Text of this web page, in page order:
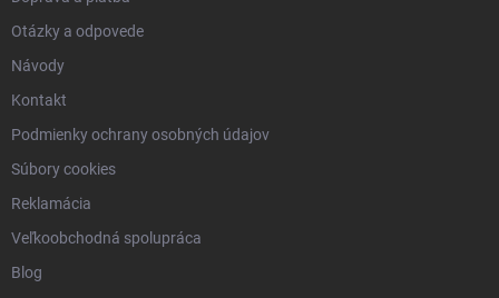
Otázky a odpovede
Návody
Kontakt
Podmienky ochrany osobných údajov
Súbory cookies
Reklamácia
Veľkoobchodná spolupráca
Blog